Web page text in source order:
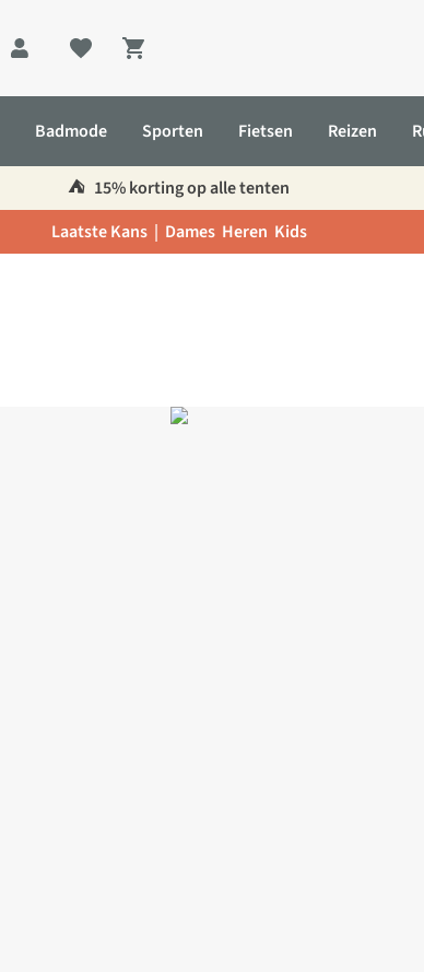
Shopping cart
Badmode Sporten Fietsen Reizen
⛺️ 15% korting op alle tenten
Laatste Kans | Dames Heren Kids